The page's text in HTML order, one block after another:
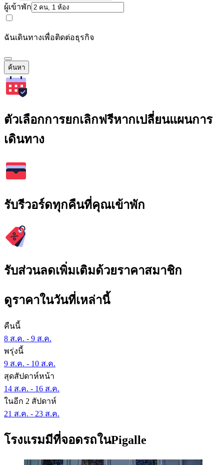
ผู้เข้าพัก
ฉันเดินทางเพื่อติดต่อธุรกิจ
ค้นหา
ตัวเลือกการยกเลิกฟรีหากเปลี่ยนแผนการ
เดินทาง
รับรีวอร์ดทุกคืนที่คุณเข้าพัก
รับส่วนลดเพิ่มเติมด้วยราคาสมาชิก
ดูราคาในวันที่เหล่านี้
คืนนี้
8 ส.ค. - 9 ส.ค.
พรุ่งนี้
9 ส.ค. - 10 ส.ค.
สุดสัปดาห์หน้า
14 ส.ค. - 16 ส.ค.
ในอีก 2 สัปดาห์
21 ส.ค. - 23 ส.ค.
โรงแรมมีที่จอดรถในPigalle